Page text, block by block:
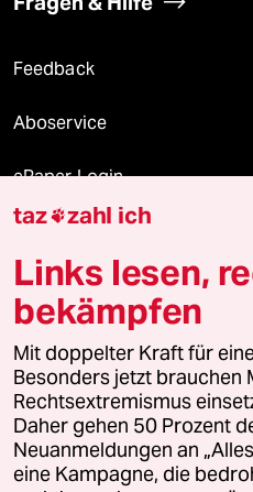
Feedback
Aboservice
ePaper Login
Downloads für Abonnierende
© 2026 taz Verlags und
Alle Rechte vorbehalten. Bei
wenden Sie sich bitte an
Feedback Redaktionsstatut
taz zahl ich
Links lesen,
bekämpfen
Mit doppelter Kraft für
Besonders jetzt brauchen
Rechtsextremismus
Daher gehen 50 Prozent
Neuanmeldungen an
eine Kampagne, die